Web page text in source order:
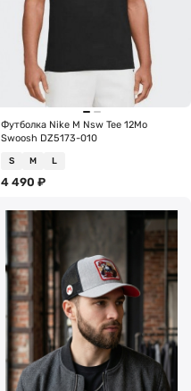
Футболка Nike M Nsw Tee 12Mo
Swoosh DZ5173-010
S M L
4 490 ₽